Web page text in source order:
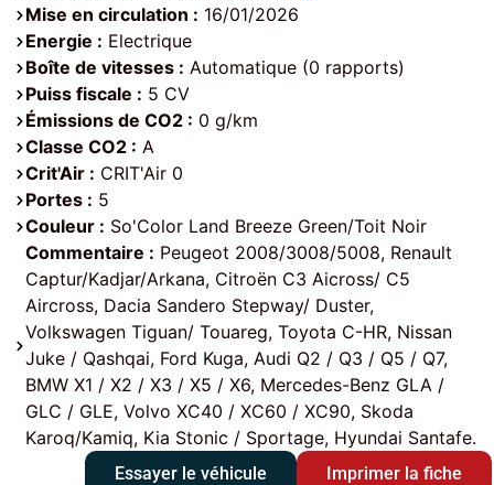
Mise en circulation : 16/01/2026
Energie : Electrique
Boîte de vitesses : Automatique (0 rapports)
Puiss fiscale : 5 CV
Émissions de CO2 : 0 g/km
Classe CO2 : A
Crit'Air : CRIT'Air 0
Portes : 5
Couleur : So'Color Land Breeze Green/Toit Noir
Commentaire : Peugeot 2008/3008/5008, Renault
Captur/Kadjar/Arkana, Citroën C3 Aicross/ C5
Aircross, Dacia Sandero Stepway/ Duster,
Volkswagen Tiguan/ Touareg, Toyota C-HR, Nissan
Juke / Qashqai, Ford Kuga, Audi Q2 / Q3 / Q5 / Q7,
BMW X1 / X2 / X3 / X5 / X6, Mercedes-Benz GLA /
GLC / GLE, Volvo XC40 / XC60 / XC90, Skoda
Karoq/Kamiq, Kia Stonic / Sportage, Hyundai Santafe.
Essayer le véhicule Imprimer la fiche